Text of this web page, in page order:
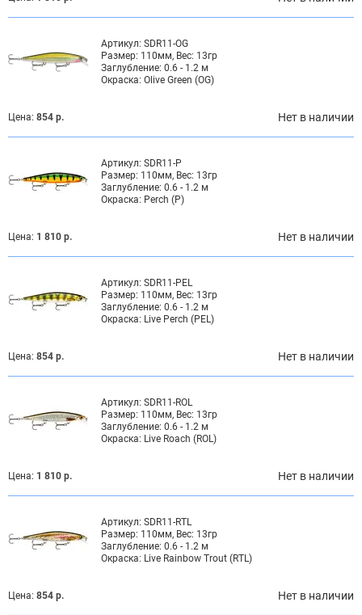
Артикул: SDR11-OG
Размер: 110мм, Вес: 13гр
Заглубление: 0.6 - 1.2 м
Окраска: Olive Green (OG)
Цена: 854 р. Нет в наличии
Артикул: SDR11-P
Размер: 110мм, Вес: 13гр
Заглубление: 0.6 - 1.2 м
Окраска: Perch (P)
Цена: 1 810 р. Нет в наличии
Артикул: SDR11-PEL
Размер: 110мм, Вес: 13гр
Заглубление: 0.6 - 1.2 м
Окраска: Live Perch (PEL)
Цена: 854 р. Нет в наличии
Артикул: SDR11-ROL
Размер: 110мм, Вес: 13гр
Заглубление: 0.6 - 1.2 м
Окраска: Live Roach (ROL)
Цена: 1 810 р. Нет в наличии
Артикул: SDR11-RTL
Размер: 110мм, Вес: 13гр
Заглубление: 0.6 - 1.2 м
Окраска: Live Rainbow Trout (RTL)
Цена: 854 р. Нет в наличии